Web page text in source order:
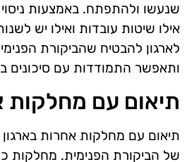
שנעשו ולהתפתח. באמצעות ניסוי
אילו שיטות עובדות ואילו יש
לארגון להבטיח שהביקורת
ותאפשר התמודדות עם סיכונים
תיאום עם מחלקות
תיאום עם מחלקות אחרות
של הביקורת הפנימית. מחלקות